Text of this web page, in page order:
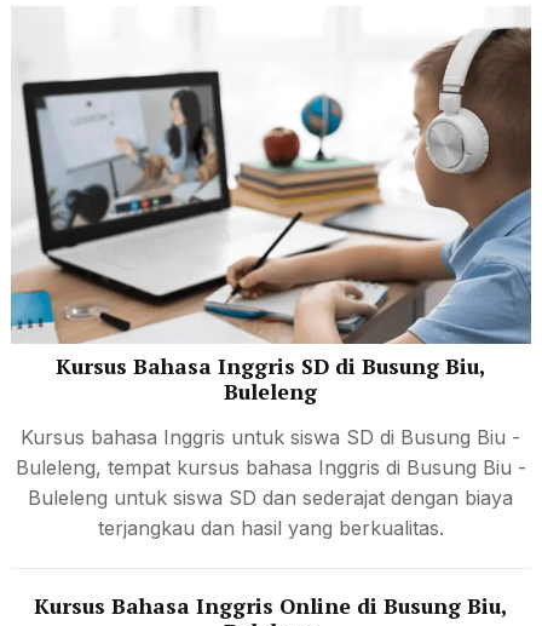
Kursus Bahasa Inggris SD di Busung Biu,
Buleleng
Kursus bahasa Inggris untuk siswa SD di Busung Biu -
Buleleng, tempat kursus bahasa Inggris di Busung Biu -
Buleleng untuk siswa SD dan sederajat dengan biaya
terjangkau dan hasil yang berkualitas.
Kursus Bahasa Inggris Online di Busung Biu,